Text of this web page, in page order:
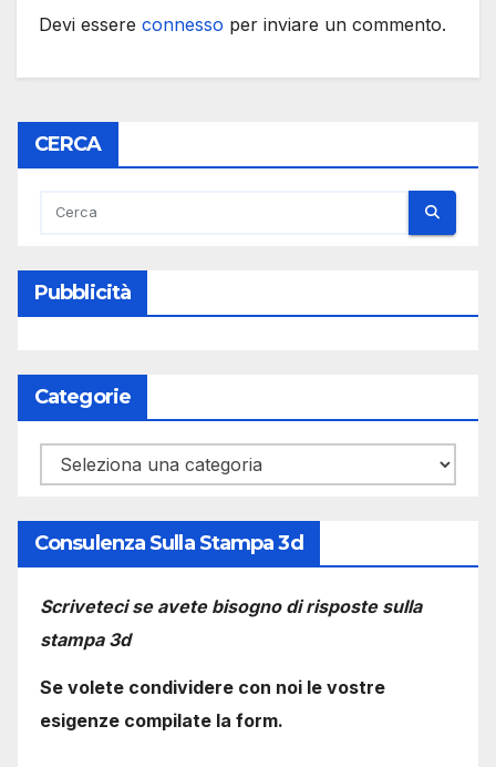
Devi essere connesso per inviare un commento.
CERCA
Pubblicità
Categorie
Categorie
Consulenza Sulla Stampa 3d
Scriveteci se avete bisogno di risposte sulla
stampa 3d
Se volete condividere con noi le vostre
esigenze compilate la form.